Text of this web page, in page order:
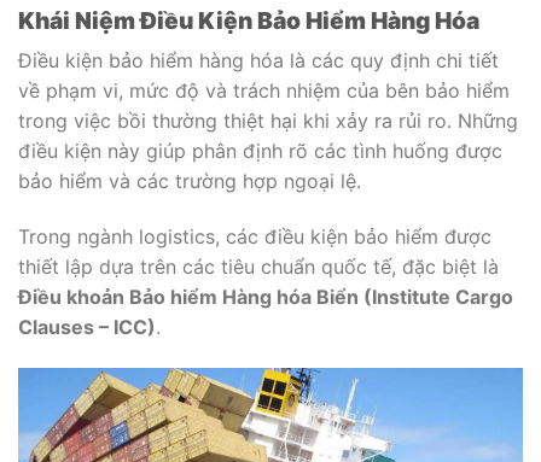
Khái Niệm Điều Kiện Bảo Hiểm Hàng Hóa
Điều kiện bảo hiểm hàng hóa là các quy định chi tiết
về phạm vi, mức độ và trách nhiệm của bên bảo hiểm
trong việc bồi thường thiệt hại khi xảy ra rủi ro. Những
điều kiện này giúp phân định rõ các tình huống được
bảo hiểm và các trường hợp ngoại lệ.
Trong ngành logistics, các điều kiện bảo hiểm được
thiết lập dựa trên các tiêu chuẩn quốc tế, đặc biệt là
Điều khoản Bảo hiểm Hàng hóa Biển (Institute Cargo
Clauses – ICC).